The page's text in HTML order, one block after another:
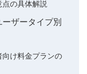
の具体解説
ザータイプ別
け料金プランの